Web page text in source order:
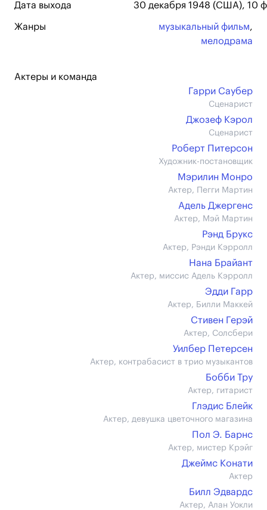
Дата выхода 30 декабря 1948 (США), 10
Жанры музыкальный фильм,
мелодрама
Актеры и команда
Гарри Саубер
Сценарист
Джозеф Кэрол
Сценарист
Роберт Питерсон
Художник-постановщик
Мэрилин Монро
Актер, Пегги Мартин
Адель Джергенс
Актер, Мэй Мартин
Рэнд Брукс
Актер, Рэнди Кэрролл
Нана Брайант
Актер, миссис Адель Кэрролл
Эдди Гарр
Актер, Билли Маккей
Стивен Герэй
Актер, Солсбери
Уилбер Петерсен
Актер, контрабасист в трио музыкантов
Бобби Тру
Актер, гитарист
Глэдис Блейк
Актер, девушка цветочного магазина
Пол Э. Барнс
Актер, мистер Крэйг
Джеймс Конати
Актер
Билл Эдвардс
Актер, Алан Уокли